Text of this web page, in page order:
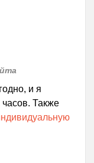
и я
часов. Также